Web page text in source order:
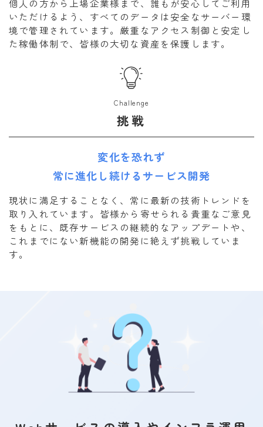
個人の方から上場企業様まで、誰もが安心してご利用
いただけるよう、すべてのデータは安全なサーバー環
境で管理されています。厳重なアクセス制御と安定し
た稼働体制で、皆様の大切な資産を保護します。
Challenge
挑戦
変化を恐れず
常に進化し続けるサービス開発
現状に満足することなく、常に最新の技術トレンドを
取り入れています。皆様から寄せられる貴重なご意見
をもとに、既存サービスの継続的なアップデートや、
これまでにない新機能の開発に絶えず挑戦していま
す。